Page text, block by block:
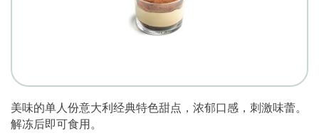
美味的单人份意大利经典特色甜点，浓郁口感，刺激味蕾。
解冻后即可食用。